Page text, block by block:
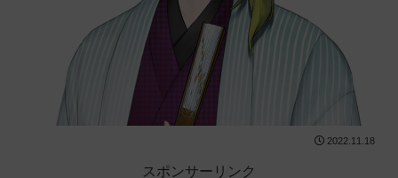
2022.11.18
スポンサーリンク